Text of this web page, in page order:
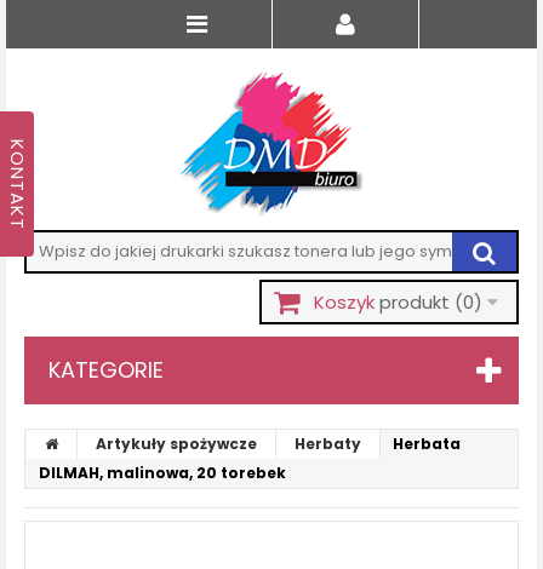
Koszykprodukt (0)
KATEGORIE
Artykuły spożywcze Herbaty
Herbata
DILMAH, malinowa, 20 torebek